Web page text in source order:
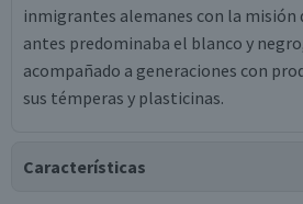
inmigrantes alemanes con la misión
antes predominaba el blanco y
acompañado a generaciones con
sus témperas y plasticinas.
Características